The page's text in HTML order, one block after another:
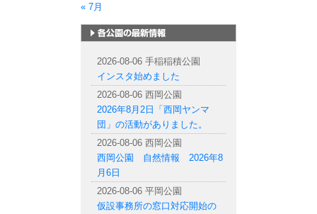
« 7月
2026-08-06 手稲稲積公園
インスタ始めました
2026-08-06 西岡公園
2026年8月2日「西岡ヤンマ
団」の活動がありました。
2026-08-06 西岡公園
西岡公園 自然情報 2026年8
月6日
2026-08-06 平岡公園
仮設事務所の窓口対応開始の